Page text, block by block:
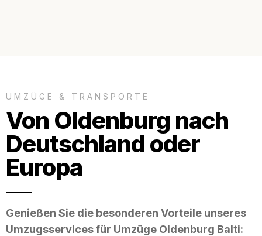
UMZÜGE & TRANSPORTE
Von Oldenburg nach
Deutschland oder
Europa
Genießen Sie die besonderen Vorteile unseres
Umzugsservices für Umzüge Oldenburg Balti: